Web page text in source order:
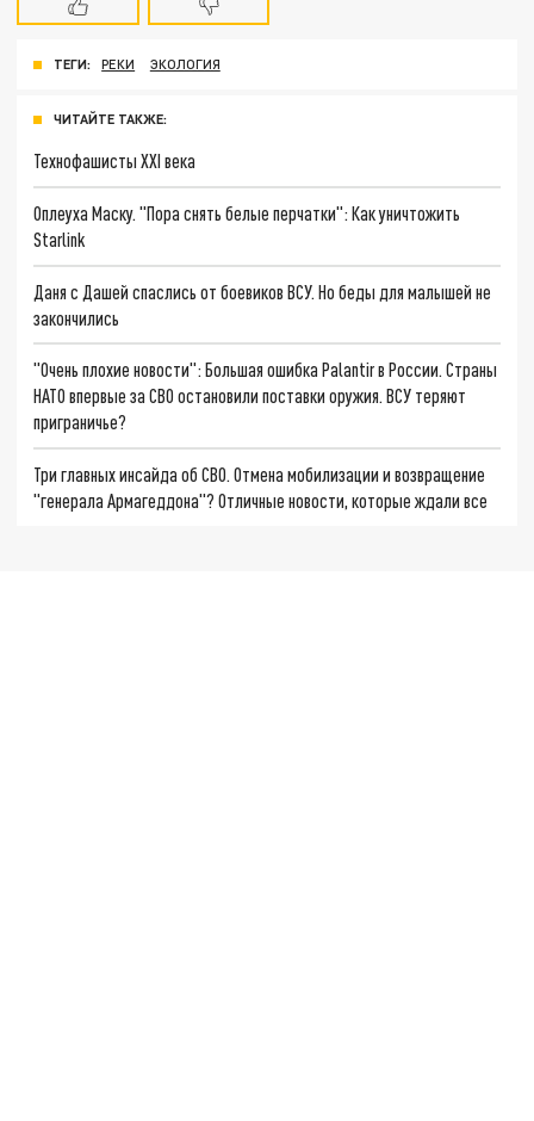
ТЕГИ: РЕКИ ЭКОЛОГИЯ
ЧИТАЙТЕ ТАКЖЕ:
Технофашисты XXI века
Оплеуха Маску. "Пора снять белые перчатки": Как уничтожить
Starlink
Даня с Дашей спаслись от боевиков ВСУ. Но беды для малышей не
закончились
"Очень плохие новости": Большая ошибка Palantir в России. Страны
НАТО впервые за СВО остановили поставки оружия. ВСУ теряют
приграничье?
Три главных инсайда об СВО. Отмена мобилизации и возвращение
"генерала Армагеддона"? Отличные новости, которые ждали все